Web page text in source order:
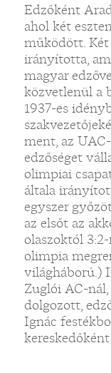
Edzőként
ahol két
működött.
irányította,
magyar
közvetlenül a
1937-es
ment, az
edzőséget
olimpiai
általa
egyszer
az elsőt az
olaszoktól
olimpia
világháború.)
Zuglói AC-
dolgozott,
Ignác